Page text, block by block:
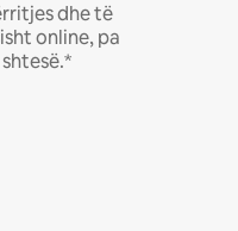
dhe të
online, pa